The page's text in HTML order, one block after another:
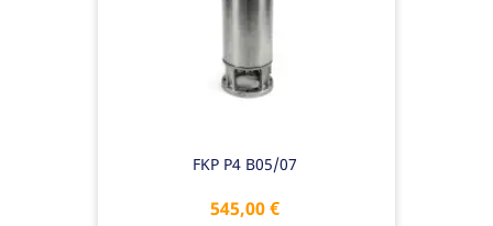
FKP P4 B05/07
Preis
545,00 €